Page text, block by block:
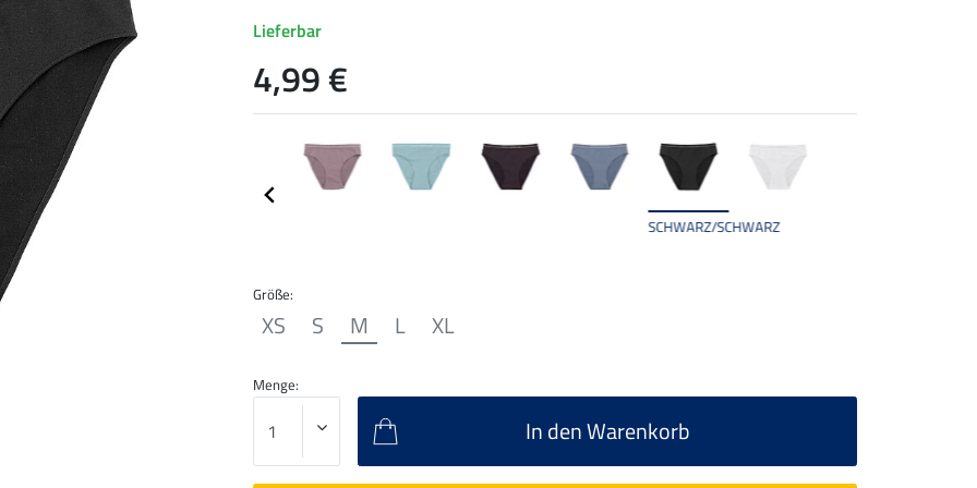
SCHWARZ/SCHWARZ
Größe:
XS S M L XL
Lieferbar
4,99 €
Menge:
In den Warenkorb